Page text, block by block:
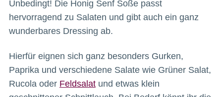
Unbedingt! Die Honig Senf Soße passt
hervorragend zu Salaten und gibt auch ein ganz
wunderbares Dressing ab.
Hierfür eignen sich ganz besonders Gurken,
Paprika und verschiedene Salate wie Grüner Salat,
Rucola oder Feldsalatund etwas klein